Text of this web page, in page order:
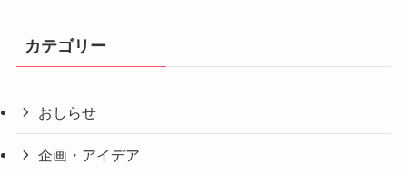
カテゴリー
おしらせ
企画・アイデア